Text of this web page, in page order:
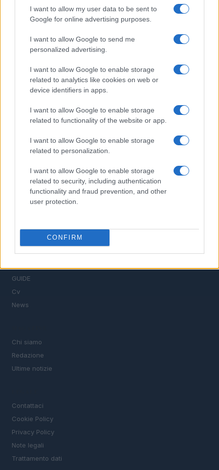
I want to allow my user data to be sent to
Google for online advertising purposes.
I want to allow Google to send me
personalized advertising.
I want to allow Google to enable storage
related to analytics like cookies on web or
device identifiers in apps.
I want to allow Google to enable storage
related to functionality of the website or app.
I want to allow Google to enable storage
related to personalization.
I want to allow Google to enable storage
related to security, including authentication
functionality and fraud prevention, and other
user protection.
CONFIRM
La candidatura di Irsina per Capitale Italiana della
Ignazio La Russa lancia l’ipotesi Meloni al Quirinale: le
reazioni
Anac: boom di appalti sotto soglia, 1,5 miliardi nel
2026
Il portale del lavoro e della carriera. Offerte di lavoro,
stipendi, guide pratiche per trovare un'occupazione,
scrivere un CV e affrontare il colloquio.
Offerte di lavoro
TROVARE LAVORO
GUIDE
Cv
News
Chi siamo
Redazione
Ultime notizie
Contattaci
Cookie Policy
Privacy Policy
Note legali
Trattamento dati